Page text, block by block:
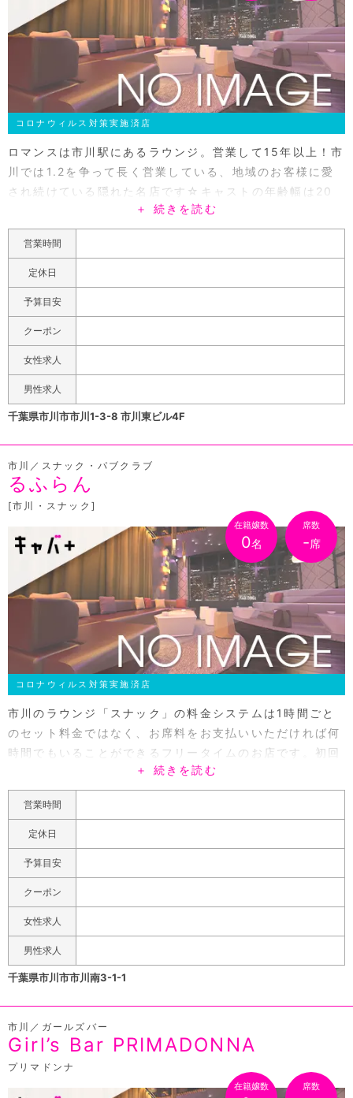
コロナウィルス対策実施済店
ロマンスは市川駅にあるラウンジ。営業して15年以上！市
川では1.2を争って長く営業している、地域のお客様に愛
され続けている隠れた名店です☆キャストの年齢幅は20
代~30代~40代までバランスよく在籍中！幅が広い為、接
待に使用するお客様も多くいらっしゃいます。所謂＜接待
に使ったら間違いないお店＞という事です！ご来店される
お客様はありがたい事にほとんどが1セットで帰られない
という所がPOINT★それだけ居心地が良くて時間を忘れ
て楽しめる空間だという事です♪店内は大きな仕切りがあ
る1フロアですが、壁が厚いのでカラオケ好きなお客様
と、落ち着いて静かに飲みたいお客様で分ける事も可能で
す。店内の状況にもよりますが、ワイワイしたい・静かに
飲みたい等要望をおっしゃって頂ければお客様に合った席
にご案内致します★最後に…15年続けてこれた理由として
い、そんな放っておけない皆に愛されるママ目当てでご来
店されるお客様も多くいらっしゃいます。そんなママが作
るお店だから隠れた名店として長く安定して今もあるわけ
です！ママの手料理も日替わりで振舞っているので家に帰
ってきた感覚で是非ふらっと立ち寄って頂ければと思いま
す！お客様のご来店、心よりお待ちしております！
＋ 続きを読む
営業時間
定休日
予算目安
クーポン
女性求人
男性求人
千葉県市川市市川1-3-8 市川東ビル4F
市川／スナック・パブクラブ
るふらん
[市川・スナック]
在籍嬢数
0名
席数
-席
コロナウィルス対策実施済店
市川のラウンジ「スナック」の料金システムは1時間ごと
のセット料金ではなく、お席料をお支払いいただければ何
時間でもいることができるフリータイムのお店です。初回
のお客様は氷と割りものをサービス致しますのでボトル代
金だけ頂ければお楽しみいただくことが出来ます。店内は
大き目のソファーにゆったりと腰掛けることができのびの
びとおくつろぎいただけます。またカウンター席もあるの
でバーのようにしっぽりとお酒を楽しむことも出来ます。
るふらんには大きなカラオケモニターがあり、好きな方は
とても歌を楽しむことができます。キャストも歌ったり、
手をたたいたりとしっかりと盛り上げさせていただきま
す。カラオケの点数によって特典を付けるイベントもやっ
ているので自信があるかたはぜひ挑戦してみてください。
30代のママがいるお店で、その他在籍キャストも30代〜
ですのでお客様に楽しんでいただきながらしっかりお酒の
お相手をさせていただきます。JR市川駅から歩いてすぐ
で、路面のお店なのですぐに見つかるかと思います。
＋ 続きを読む
営業時間
定休日
予算目安
クーポン
女性求人
男性求人
千葉県市川市市川南3-1-1
市川／ガールズバー
Girl’s Bar PRIMADONNA
プリマドンナ
在籍嬢数 席数